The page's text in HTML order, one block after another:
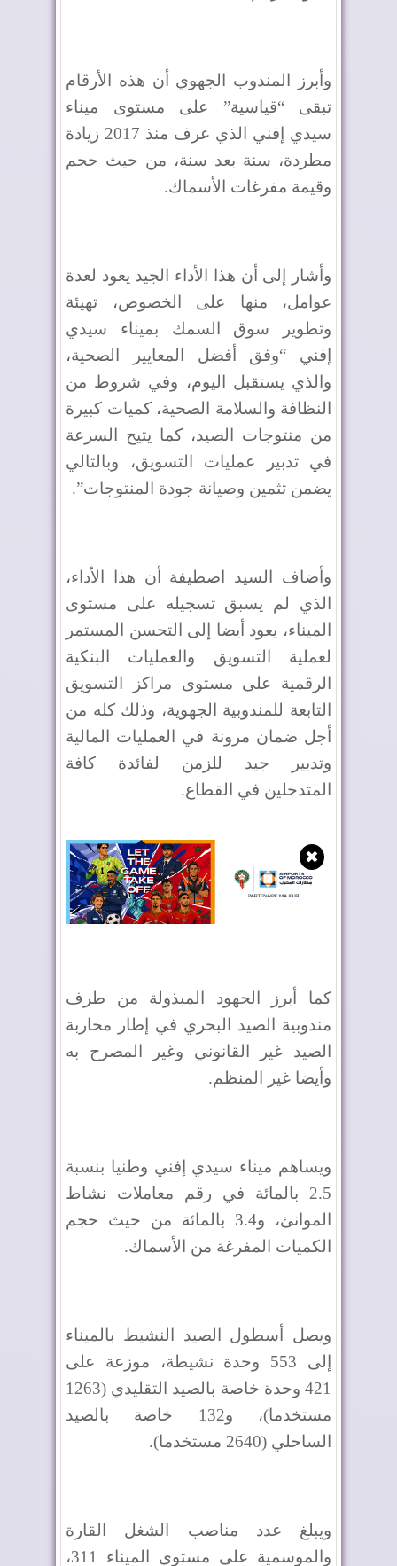
وأبرز المندوب الجهوي أن هذه الأرقام
تبقى “قياسية” على مستوى ميناء
سيدي إفني الذي عرف منذ 2017 زيادة
مطردة، سنة بعد سنة، من حيث حجم
وقيمة مفرغات الأسماك.
وأشار إلى أن هذا الأداء الجيد يعود لعدة
عوامل، منها على الخصوص، تهيئة
وتطوير سوق السمك بميناء سيدي
إفني “وفق أفضل المعايير الصحية،
والذي يستقبل اليوم، وفي شروط من
النظافة والسلامة الصحية، كميات كبيرة
من منتوجات الصيد، كما يتيح السرعة
في تدبير عمليات التسويق، وبالتالي
يضمن تثمين وصيانة جودة المنتوجات”.
وأضاف السيد اصطيفة أن هذا الأداء،
الذي لم يسبق تسجيله على مستوى
الميناء، يعود أيضا إلى التحسن المستمر
لعملية التسويق والعمليات البنكية
الرقمية على مستوى مراكز التسويق
التابعة للمندوبية الجهوية، وذلك كله من
أجل ضمان مرونة في العمليات المالية
وتدبير جيد للزمن لفائدة كافة
المتدخلين في القطاع.
✖
كما أبرز الجهود المبذولة من طرف
مندوبية الصيد البحري في إطار محاربة
الصيد غير القانوني وغير المصرح به
وأيضا غير المنظم.
ويساهم ميناء سيدي إفني وطنيا بنسبة
2.5 بالمائة في رقم معاملات نشاط
الموانئ، و3.4 بالمائة من حيث حجم
الكميات المفرغة من الأسماك.
ويصل أسطول الصيد النشيط بالميناء
إلى 553 وحدة نشيطة، موزعة على
421 وحدة خاصة بالصيد التقليدي (1263
مستخدما)، و132 خاصة بالصيد
الساحلي (2640 مستخدما).
ويبلغ عدد مناصب الشغل القارة
والموسمية على مستوى الميناء 311،